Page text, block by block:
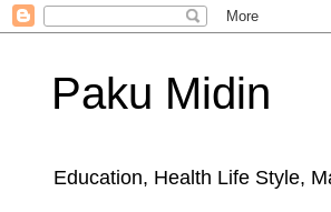
Paku Midin
Education, Health Life Style,